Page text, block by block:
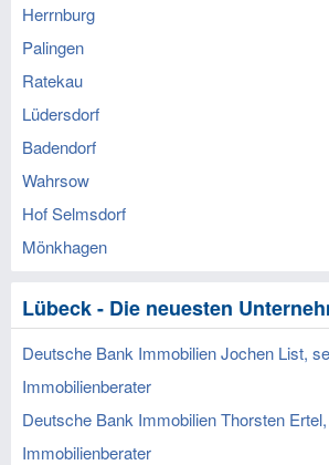
Herrnburg
Palingen
Ratekau
Lüdersdorf
Badendorf
Wahrsow
Hof Selmsdorf
Mönkhagen
Lübeck - Die neuesten
Deutsche Bank Immobilien Jochen List,
Immobilienberater
Deutsche Bank Immobilien Thorsten
Immobilienberater